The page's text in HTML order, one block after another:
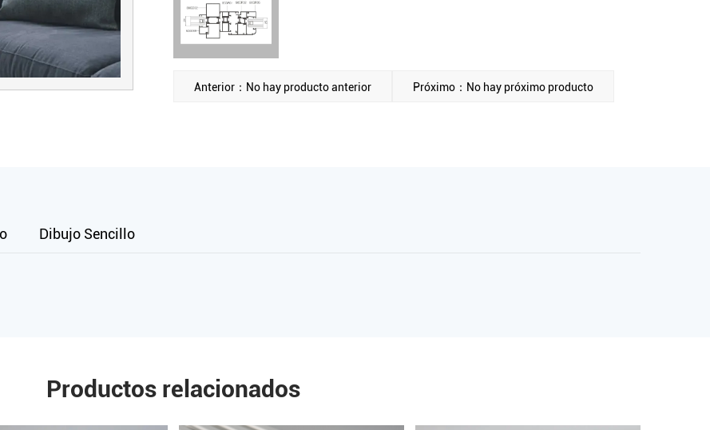
Anterior：No hay producto anterior Próximo：No hay próximo producto
Dibujo Sencillo
Productos relacionados